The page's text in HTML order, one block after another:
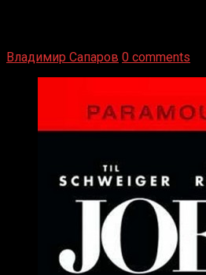
Владимир Сапаров 0 comments